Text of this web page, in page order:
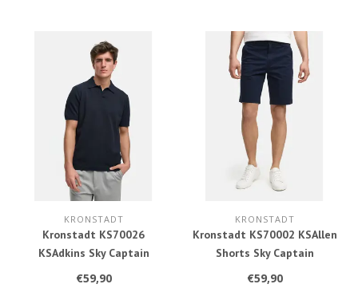
KRONSTADT
Kronstadt KS70026
KSAdkins Sky Captain
€59,90
KRONSTADT
Kronstadt KS70002 KSAllen
Shorts Sky Captain
€59,90